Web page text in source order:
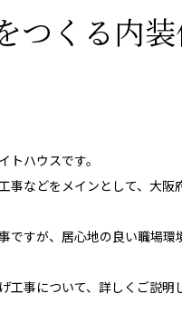
つくる内
ハウスです。
事などをメインとして、大
ですが、居心地の良い職場
事について、詳しくご説明